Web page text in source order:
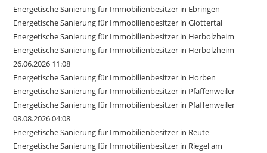
Energetische Sanierung für Immobilienbesitzer in Ebringen
Energetische Sanierung für Immobilienbesitzer in Glottertal
Energetische Sanierung für Immobilienbesitzer in Herbolzheim
Energetische Sanierung für Immobilienbesitzer in Herbolzheim
26.06.2026 11:08
Energetische Sanierung für Immobilienbesitzer in Horben
Energetische Sanierung für Immobilienbesitzer in Pfaffenweiler
Energetische Sanierung für Immobilienbesitzer in Pfaffenweiler
08.08.2026 04:08
Energetische Sanierung für Immobilienbesitzer in Reute
Energetische Sanierung für Immobilienbesitzer in Riegel am